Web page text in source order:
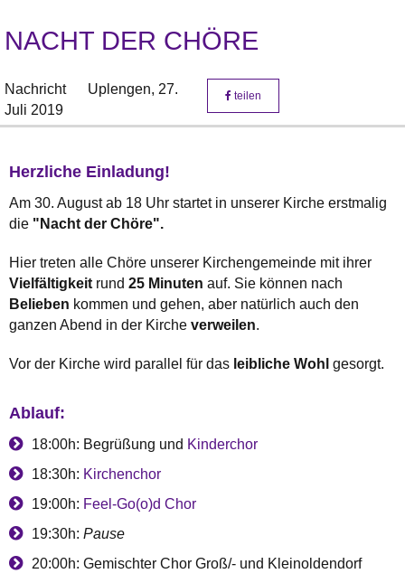
NACHT DER CHÖRE
Nachricht Uplengen, 27.
Juli 2019
teilen
Herzliche Einladung!
Am 30. August ab 18 Uhr startet in unserer Kirche erstmalig
die "Nacht der Chöre".
Hier treten alle Chöre unserer Kirchengemeinde mit ihrer
Vielfältigkeit rund 25 Minuten auf. Sie können nach
Belieben kommen und gehen, aber natürlich auch den
ganzen Abend in der Kirche verweilen.
Vor der Kirche wird parallel für das leibliche Wohl gesorgt.
Ablauf:
18:00h: Begrüßung und Kinderchor
18:30h: Kirchenchor
19:00h: Feel-Go(o)d Chor
19:30h: Pause
20:00h: Gemischter Chor Groß/- und Kleinoldendorf